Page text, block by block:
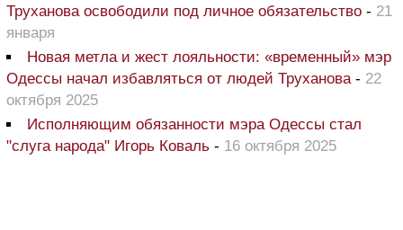
Труханова освободили под личное обязательство - 21
января
Новая метла и жест лояльности: «временный» мэр
Одессы начал избавляться от людей Труханова- 22
октября 2025
Исполняющим обязанности мэра Одессы стал
"слуга народа" Игорь Коваль - 16 октября 2025